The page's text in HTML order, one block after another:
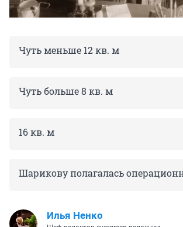
Чуть меньше 12 кв. м
Чуть больше 8 кв. м
16 кв. м
Шарикову полагалась
Илья Ненко